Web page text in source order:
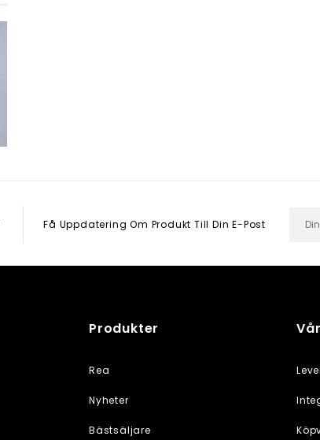
Få Uppdatering Om Produkt Till Din E-Post
Produkter
Rea
Nyheter
Bästsäljare